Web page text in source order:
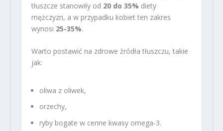
tłuszcze stanowiły od 20 do 35% diety
mężczyzn, a w przypadku kobiet ten zakres
wynosi 25-35%.
Warto postawić na zdrowe źródła tłuszczu, takie
jak:
oliwa z oliwek,
orzechy,
ryby bogate w cenne kwasy omega-3.